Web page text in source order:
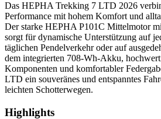
Das HEPHA Trekking 7 LTD 2026
Performance mit hohem Komfort und
Der starke HEPHA P101C Mittelmotor
sorgt für dynamische Unterstützung auf
täglichen Pendelverkehr oder auf
dem integrierten 708-Wh-Akku,
Komponenten und komfortabler
LTD ein souveränes und entspanntes
leichten Schotterwegen.
Highlights